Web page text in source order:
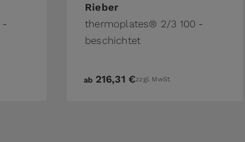
-
options chosen on the product page
Rieber
thermoplates® 2/3 100 -
beschichtet
The price depends on the options
ab 216,31 €zzgl. MwSt.